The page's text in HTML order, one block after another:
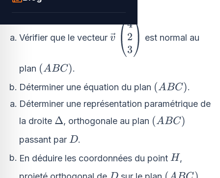
0\right)
C\left(0
4\right)
( 0;
1\right)
Vérifier que le vecteur
\vec{v}
\begin{pmatrix}
4 \\ 2 \\
v
4
2
3
est normal au
plan \left(ABC\right)
(ABC).
Déterminer une équation du plan (ABC).
Déterminer une représentation paramétrique de
la droite \Delta
Δ, orthogonale au plan (ABC)
passant par D
D.
En déduire les coordonnées du point H
H,
D